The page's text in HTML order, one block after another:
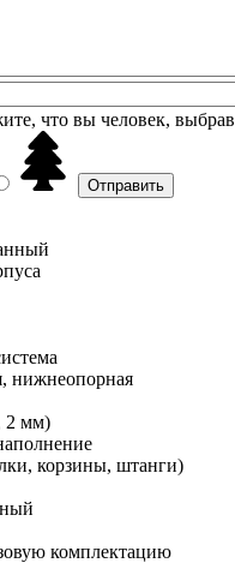
что вы человек, выбрав
нижнеопорная
2 мм)
корзины, штанги)
комплектацию